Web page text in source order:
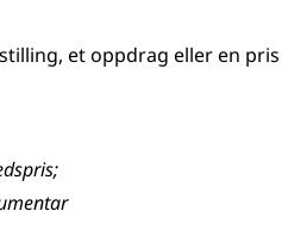
et oppdrag eller en pris
;